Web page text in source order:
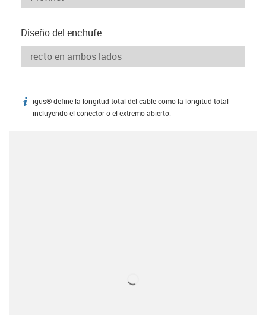
Diseño del enchufe
igus-icon-info
igus® define la longitud total del cable como la longitud total
incluyendo el conector o el extremo abierto.